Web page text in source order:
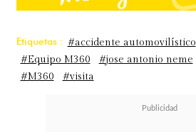
Etiquetas : #accidente automovilístico
#Equipo M360
#jose antonio neme
#M360
#visita